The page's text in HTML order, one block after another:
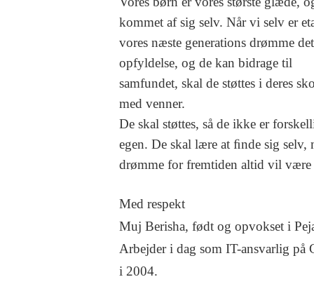
kommet af sig selv. Når vi selv er
vores næste generations drømme
opfyldelse, og de kan bidrage til
samfundet, skal de støttes i deres
med venner.
De skal støttes, så de ikke er
egen. De skal lære at ﬁnde sig selv,
drømme for fremtiden altid vil
Med respekt
Muj Berisha, født og opvokset i
Arbejder i dag som IT-ansvarlig på
i 2004.